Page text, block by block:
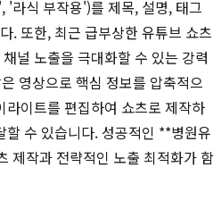
'라식 부작용')를 제목, 설명, 태그
. 또한, 최근 급부상한 유튜브 쇼츠
널 노출을 극대화할 수 있는 강력
영상으로 핵심 정보를 압축적으
이트를 편집하여 쇼츠로 제작하
할 수 있습니다. 성공적인 **병원유
제작과 전략적인 노출 최적화가 함